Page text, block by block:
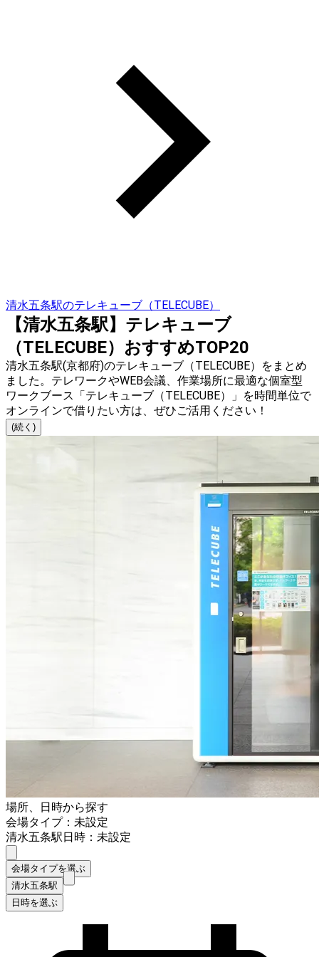
清水五条駅のテレキューブ（TELECUBE）
【清水五条駅】テレキューブ
（TELECUBE）おすすめTOP20
清水五条駅(京都府)のテレキューブ（TELECUBE）をまとめ
ました。テレワークやWEB会議、作業場所に最適な個室型
ワークブース「テレキューブ（TELECUBE）」を時間単位で
オンラインで借りたい方は、ぜひご活用ください！
(続く)
場所、日時から探す
会場タイプ：未設定
清水五条駅日時：未設定
会場タイプを選ぶ
清水五条駅
日時を選ぶ